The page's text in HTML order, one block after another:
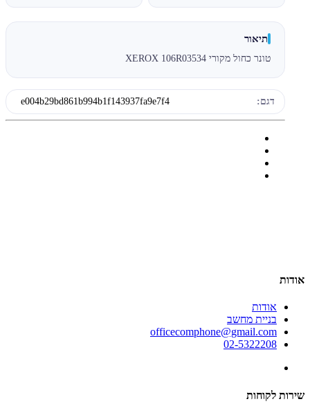
תיאור
טונר כחול מקורי XEROX 106R03534
דגם: e004b29bd861b994b1f143937fa9e7f4
אודות
אודות
בניית מחשב
officecomphone@gmail.com
02-5322208
שירות לקוחות